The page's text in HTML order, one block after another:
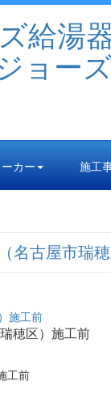
カー 施工
古屋市瑞穂
穂区）施工前
工前